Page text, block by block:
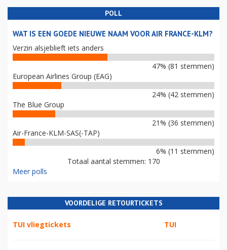
POLL
WAT IS EEN GOEDE NIEUWE NAAM VOOR AIR FRANCE-KLM?
Verzin alsjeblieft iets anders
47% (81 stemmen)
European Airlines Group (EAG)
24% (42 stemmen)
The Blue Group
21% (36 stemmen)
Air-France-KLM-SAS(-TAP)
6% (11 stemmen)
Totaal aantal stemmen: 170
Meer polls
VOORDELIGE RETOURTICKETS
TUI vliegtickets TUI